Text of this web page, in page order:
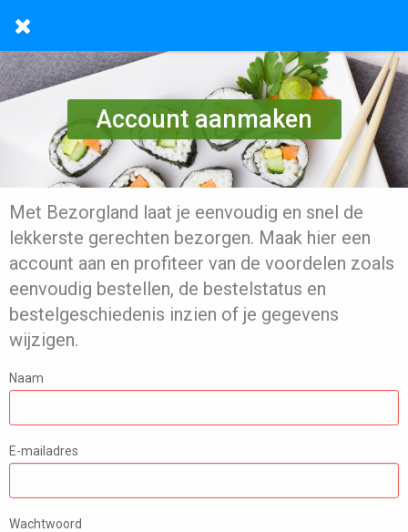
Account aanmaken
Met Bezorgland laat je eenvoudig en snel de
lekkerste gerechten bezorgen. Maak hier een
account aan en profiteer van de voordelen zoals
eenvoudig bestellen, de bestelstatus en
bestelgeschiedenis inzien of je gegevens
wijzigen.
Naam
E-mailadres
Wachtwoord